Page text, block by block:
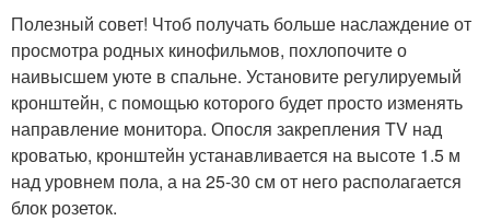
Полезный совет! Чтоб получать больше наслаждение от
просмотра родных кинофильмов, похлопочите о
наивысшем уюте в спальне. Установите регулируемый
кронштейн, с помощью которого будет просто изменять
направление монитора. Опосля закрепления TV над
кроватью, кронштейн устанавливается на высоте 1.5 м
над уровнем пола, а на 25-30 см от него располагается
блок розеток.